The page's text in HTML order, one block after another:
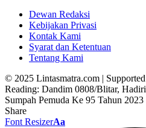
Dewan Redaksi
Kebijakan Privasi
Kontak Kami
Syarat dan Ketentuan
Tentang Kami
© 2025 Lintasmatra.com |
Reading: Dandim 0808/Blitar,
Sumpah Pemuda Ke 95 Tahun
Share
Font ResizerAa